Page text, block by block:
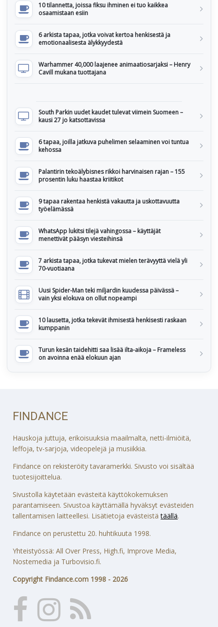
10 tilannetta, joissa fiksu ihminen ei tuo kaikkea
osaamistaan esiin
6 arkista tapaa, jotka voivat kertoa henkisestä ja
emotionaalisesta älykkyydestä
Warhammer 40,000 laajenee animaatiosarjaksi – Henry
Cavill mukana tuottajana
South Parkin uudet kaudet tulevat viimein Suomeen –
kausi 27 jo katsottavissa
6 tapaa, joilla jatkuva puhelimen selaaminen voi tuntua
kehossa
Palantirin tekoälybisnes rikkoi harvinaisen rajan – 155
prosentin luku haastaa kriitikot
9 tapaa rakentaa henkistä vakautta ja uskottavuutta
työelämässä
WhatsApp lukitsi tilejä vahingossa – käyttäjät
menettivät pääsyn viesteihinsä
7 arkista tapaa, jotka tukevat mielen terävyyttä vielä yli
70-vuotiaana
Uusi Spider-Man teki miljardin kuudessa päivässä –
vain yksi elokuva on ollut nopeampi
10 lausetta, jotka tekevät ihmisestä henkisesti raskaan
kumppanin
Turun kesän taidehitti saa lisää ilta-aikoja – Frameless
on avoinna enää elokuun ajan
FINDANCE
Hauskoja juttuja, erikoisuuksia maailmalta, netti-ilmiöitä,
leffoja, tv-sarjoja, videopelejä ja musiikkia.
Findance on rekisteröity tavaramerkki. Sivusto voi sisältää
tuotesijoittelua.
Sivustolla käytetään evästeitä käyttökokemuksen
parantamiseen. Sivustoa käyttämällä hyväksyt evästeiden
tallentamisen laitteellesi. Lisätietoja evästeistätäällä.
Findance on perustettu 20. huhtikuuta 1998.
Yhteistyössä: All Over Press, High.fi, Improve Media,
Nostemedia ja Turbovisio.fi.
Copyright Findance.com 1998 - 2026